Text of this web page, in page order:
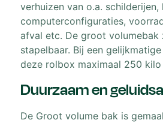
verhuizen van o.a.
computerconfiguraties,
afval etc. De groot volumebak
stapelbaar. Bij een
deze rolbox maximaal 250 kilo
Duurzaam en
De Groot volume bak is